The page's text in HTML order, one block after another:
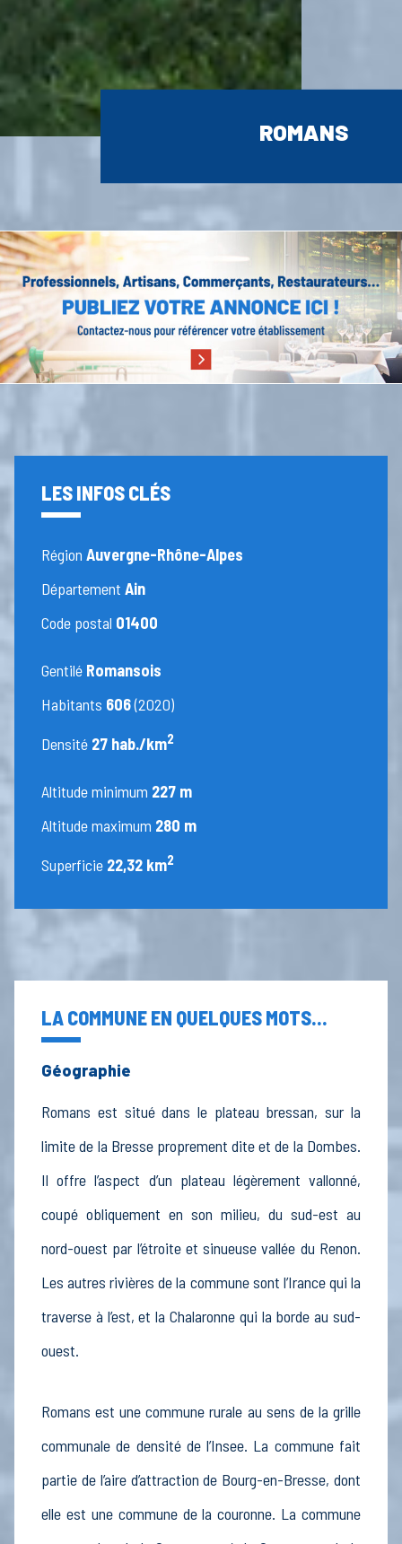
ROMANS
LES INFOS CLÉS
RégionAuvergne-Rhône-Alpes
DépartementAin
Code postal 01400
Gentilé Romansois
Habitants 606(2020)
Densité 27 hab./km2
Altitude minimum 227 m
Altitude maximum 280 m
Superficie 22,32 km2
LA COMMUNE EN QUELQUES MOTS...
Géographie
Romans est situé dans le plateau bressan, sur la
limite de la Bresse proprement dite et de la Dombes.
Il offre l’aspect d’un plateau légèrement vallonné,
coupé obliquement en son milieu, du sud-est au
nord-ouest par l’étroite et sinueuse vallée du Renon.
Les autres rivières de la commune sont l’Irance qui la
traverse à l’est, et la Chalaronne qui la borde au sud-
ouest.
Romans est une commune rurale au sens de la grille
communale de densité de l’Insee. La commune fait
partie de l’aire d’attraction de Bourg-en-Bresse, dont
elle est une commune de la couronne. La commune